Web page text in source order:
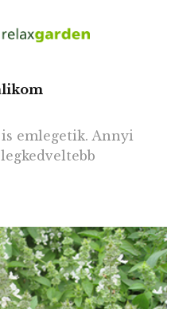
emlegetik. Annyi